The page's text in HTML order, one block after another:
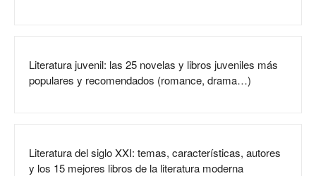
Literatura juvenil: las 25 novelas y libros juveniles más
populares y recomendados (romance, drama…)
Literatura del siglo XXI: temas, características, autores
y los 15 mejores libros de la literatura moderna